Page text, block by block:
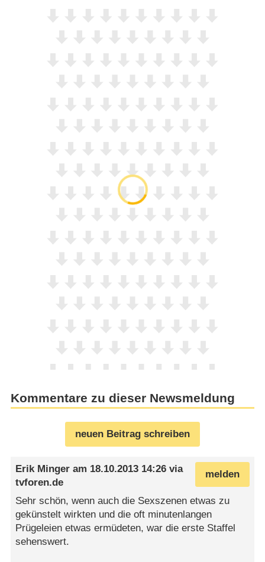
Kommentare zu dieser Newsmeldung
neuen Beitrag schreiben
melden
Erik Minger am 18.10.2013 14:26 via
tvforen.de
Sehr schön, wenn auch die Sexszenen etwas zu
gekünstelt wirkten und die oft minutenlangen
Prügeleien etwas ermüdeten, war die erste Staffel
sehenswert.